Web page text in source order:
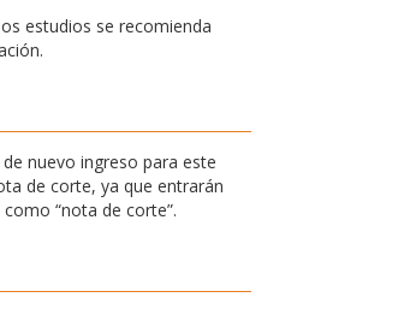
estudios se recomienda
nuevo ingreso para este
de corte, ya que entrarán
“nota de corte”.